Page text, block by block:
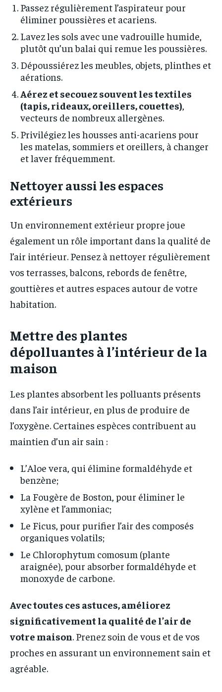
Passez régulièrement l’aspirateur pour
éliminer poussières et acariens.
Lavez les sols avec une vadrouille humide,
plutôt qu’un balai qui remue les poussières.
Dépoussiérez les meubles, objets, plinthes et
aérations.
Aérez et secouez souvent les textiles
(tapis, rideaux, oreillers, couettes)
vecteurs de nombreux allergènes.
Privilégiez les housses anti-acariens pour
les matelas, sommiers et oreillers, à changer
et laver fréquemment.
Nettoyer aussi les espaces
extérieurs
Un environnement extérieur propre joue
également un rôle important dans la qualité de
l’air intérieur. Pensez à nettoyer régulièrement
vos terrasses, balcons, rebords de fenêtre,
gouttières et autres espaces autour de votre
habitation.
Mettre des plantes
dépolluantes à l’intérieur de la
maison
Les plantes absorbent les polluants présents
dans l’air intérieur, en plus de produire de
l’oxygène. Certaines espèces contribuent au
maintien d’un air sain :
L’Aloe vera, qui élimine formaldéhyde et
benzène;
La Fougère de Boston, pour éliminer le
xylène et l’ammoniac;
Le Ficus, pour purifier l’air des composés
organiques volatils;
Le Chlorophytum comosum (plante
araignée), pour absorber formaldéhyde et
monoxyde de carbone.
Avec toutes ces astuces, améliorez
significativement la qualité de l’air de
votre maison. Prenez soin de vous et de vos
proches en assurant un environnement sain et
agréable.